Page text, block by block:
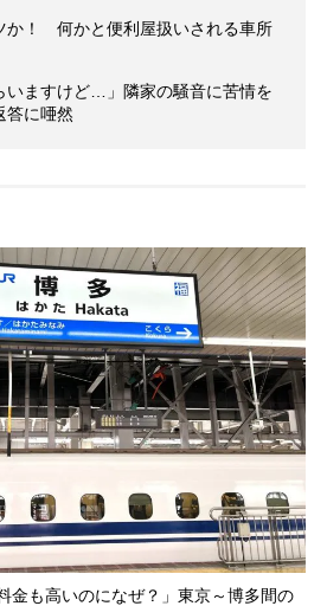
か！ 何かと便利屋扱いされる車所
いますけど…」隣家の騒音に苦情を
答に唖然
金も高いのになぜ？」東京～博多間の